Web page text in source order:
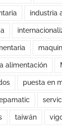
industria
alimentación
puesta en
taiwán